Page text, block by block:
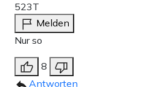
523T
Melden
Nur so
8
Antworten